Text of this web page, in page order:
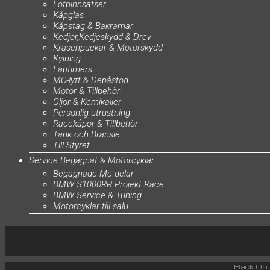
Fotpinnsatser
Kåpglas
Kåpstag & Bakramar
Kedjor,Kedjeskydd & Drev
Kraschpuckar & Motorskydd
Kylning
Laptimers
MC-lyft & Depåstöd
Motor & Tillbehör
Oljor & Kemikalier
Personlig utrustning
Racekåpor & Tillbehör
Tank och Bränsle
Till Styret
Service Begagnat & Motorcyklar
Begagnade Mc-delar
BMW S1000RR Projekt Race
BMW Service & Tuning
Motorcyklar till salu